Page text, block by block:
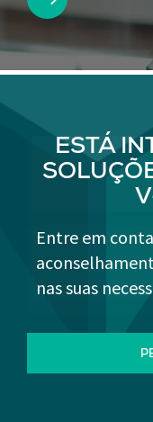
ESTÁ
Entre em
nas suas